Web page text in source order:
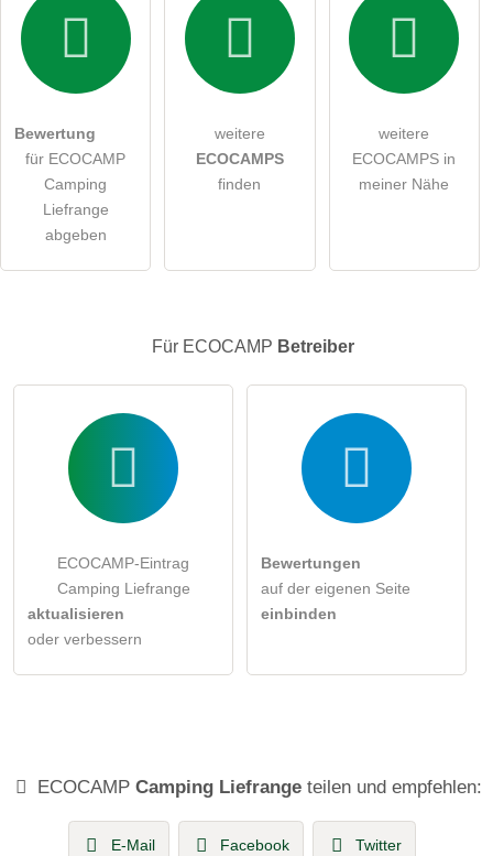
Bewertung
für ECOCAMP
Camping
Liefrange
abgeben
weitere
ECOCAMPS
finden
weitere
ECOCAMPS in
meiner Nähe
Für ECOCAMP Betreiber
ECOCAMP-Eintrag
Camping Liefrange
aktualisieren
oder verbessern
Bewertungen
auf der eigenen Seite
einbinden
ECOCAMP Camping Liefrange teilen und empfehlen:
E-Mail Facebook Twitter